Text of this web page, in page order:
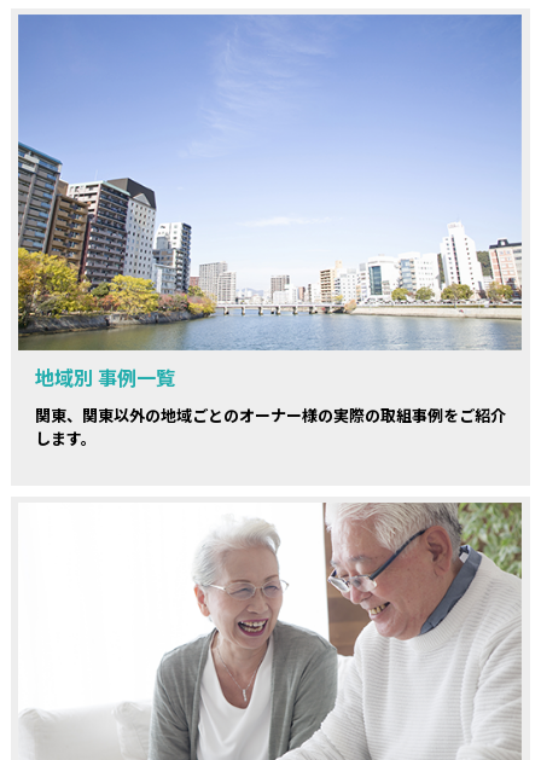
地域別 事例一覧
関東、関東以外の地域ごとのオーナー様の実際の取組事例をご紹介
します。